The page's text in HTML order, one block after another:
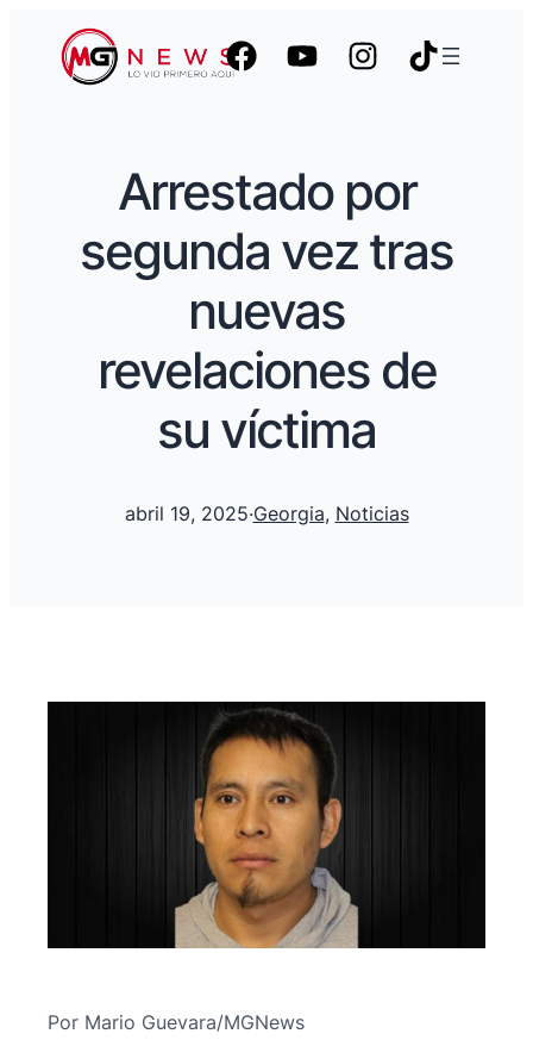
Arrestado por
segunda vez tras
nuevas
revelaciones de
su víctima
abril 19, 2025·Georgia, Noticias
Por Mario Guevara/MGNews